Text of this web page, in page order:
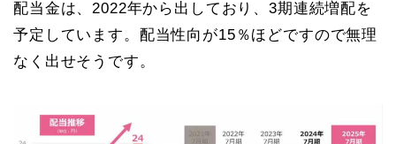
配当金は、2022年から出しており、3期連続増配を
予定しています。配当性向が15％ほどですので無理
なく出せそうです。